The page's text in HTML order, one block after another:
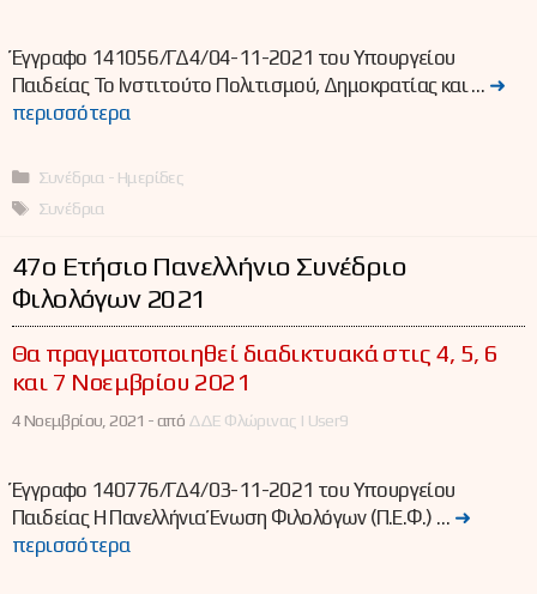
Έγγραφο 141056/ΓΔ4/04-11-2021 του Υπουργείου
Παιδείας Το Ινστιτούτο Πολιτισμού, Δημοκρατίας και … ➜
περισσότερα
Κατηγορίες
Συνέδρια - Ημερίδες
Ετικέτες
Συνέδρια
47o Ετήσιο Πανελλήνιο Συνέδριο
Φιλολόγων 2021
Θα πραγματοποιηθεί διαδικτυακά στις 4, 5, 6
και 7 Νοεμβρίου 2021
4 Νοεμβρίου, 2021 -από ΔΔΕ Φλώρινας | User9
Έγγραφο 140776/ΓΔ4/03-11-2021 του Υπουργείου
Παιδείας Η Πανελλήνια Ένωση Φιλολόγων (Π.Ε.Φ.) … ➜
περισσότερα